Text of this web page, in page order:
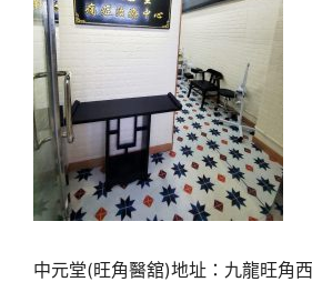
中元堂(旺角醫舘)地址：九龍旺角